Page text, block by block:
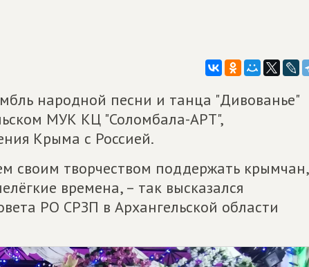
народной песни и танца "Дивованье"
МУК КЦ "Соломбала-АРТ",
Крыма с Россией.
своим творчеством поддержать крымчан,
времена, – так высказался
РО СРЗП в Архангельской области